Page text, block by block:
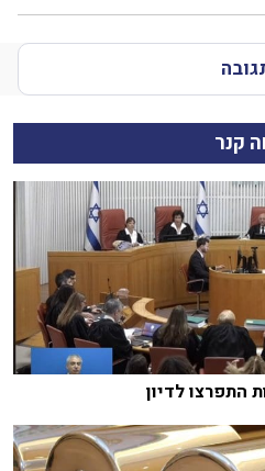
קנר
התפרצו לדיון